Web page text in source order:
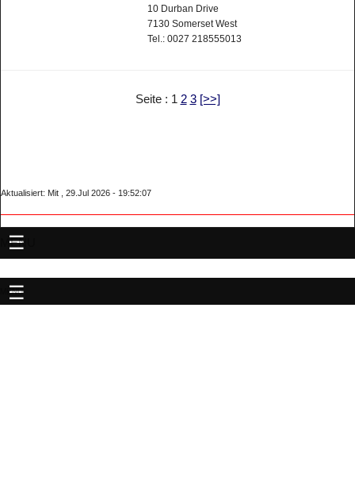
10 Durban Drive
7130 Somerset West
Tel.: 0027 218555013
Seite : 1 2 3 [>>]
Aktualisiert: Mit , 29.Jul 2026 - 19:52:07
MENU
MENU